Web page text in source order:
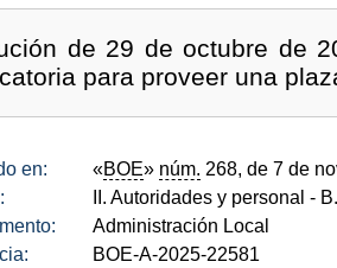
de 29 de octubre de
para proveer una
en: «BOE» núm. 268, de 7 de
II. Autoridades y personal -
Administración Local
BOE-A-2025-22581